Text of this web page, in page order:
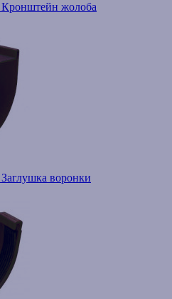
Кронштейн жолоба
воронки